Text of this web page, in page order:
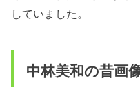
していました。
中林美和の昔画